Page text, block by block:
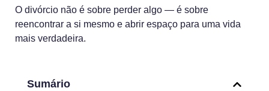
O divórcio não é sobre perder algo — é sobre
reencontrar a si mesmo e abrir espaço para uma vida
mais verdadeira.
Sumário